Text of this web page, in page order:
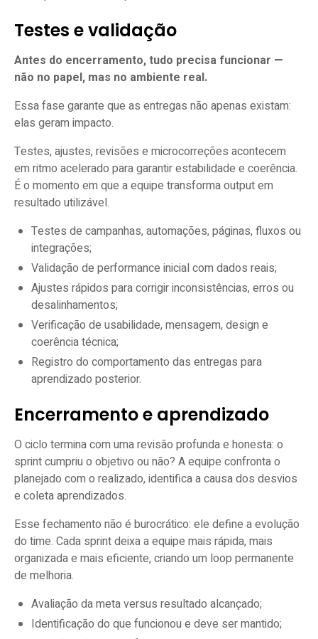
Testes e validação
Antes do encerramento, tudo precisa funcionar —
não no papel, mas no ambiente real.
Essa fase garante que as entregas não apenas existam:
elas geram impacto.
Testes, ajustes, revisões e microcorreções acontecem
em ritmo acelerado para garantir estabilidade e coerência.
É o momento em que a equipe transforma output em
resultado utilizável.
Testes de campanhas, automações, páginas, fluxos ou
integrações;
Validação de performance inicial com dados reais;
Ajustes rápidos para corrigir inconsistências, erros ou
desalinhamentos;
Verificação de usabilidade, mensagem, design e
coerência técnica;
Registro do comportamento das entregas para
aprendizado posterior.
Encerramento e aprendizado
O ciclo termina com uma revisão profunda e honesta: o
sprint cumpriu o objetivo ou não? A equipe confronta o
planejado com o realizado, identifica a causa dos desvios
e coleta aprendizados.
Esse fechamento não é burocrático: ele define a evolução
do time. Cada sprint deixa a equipe mais rápida, mais
organizada e mais eficiente, criando um loop permanente
de melhoria.
Avaliação da meta versus resultado alcançado;
Identificação do que funcionou e deve ser mantido;